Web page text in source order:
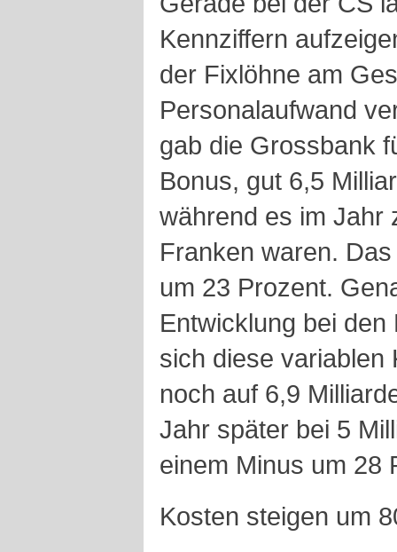
Kennziffern
der Fixlöhne am
Personalaufwand
gab die Grossbank
Bonus, gut 6,5
während es im Jahr
Franken waren.
um 23 Prozent.
Entwicklung bei
sich diese variablen
noch auf 6,9
Jahr später bei 5
einem Minus um 28
Kosten steigen um